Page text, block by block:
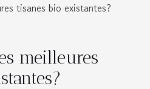
tisanes bio existantes?
meilleures